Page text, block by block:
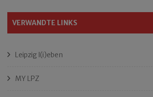
VERWANDTE LINKS
Leipzig l(i)eben
MY LPZ